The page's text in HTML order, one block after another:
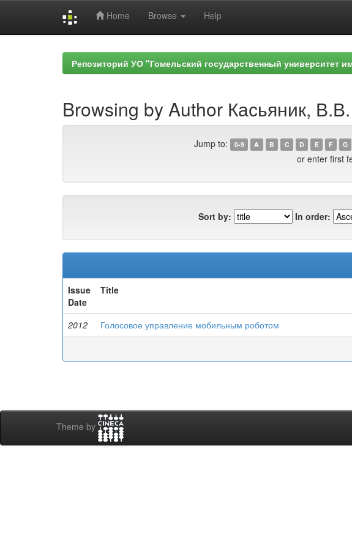
Home Browse Help
Репозиторий УО "Гомельский государственный университет
Browsing by Author Касьяник, В.В.
Jump to: 0-9 A B C D E F G
or enter first
Sort by: In order:
Issue
Date
Title
2012 Голосовое управление мобильным роботом
Theme by